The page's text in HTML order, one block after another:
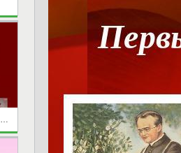
Антигитлеровская коалиция и итоги Второй мировой войны